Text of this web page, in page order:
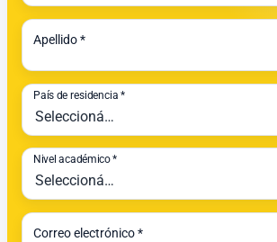
Apellido *
País de residencia *
Nivel académico *
Correo electrónico *